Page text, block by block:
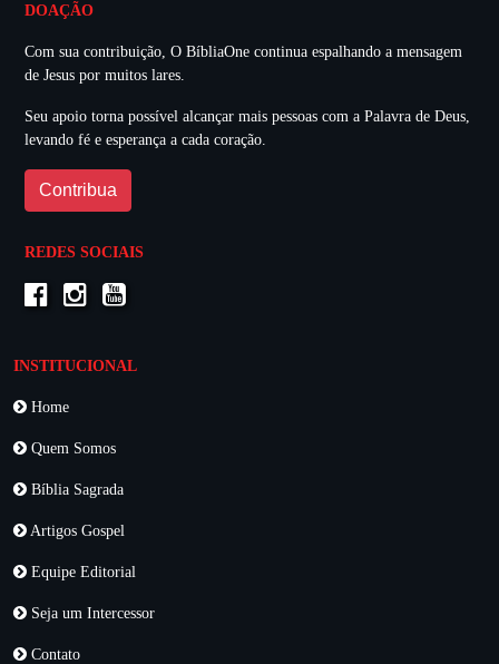
DOAÇÃO
Com sua contribuição, O BíbliaOne continua espalhando a mensagem
de Jesus por muitos lares.
Seu apoio torna possível alcançar mais pessoas com a Palavra de Deus,
levando fé e esperança a cada coração.
Contribua
REDES SOCIAIS
INSTITUCIONAL
Home
Quem Somos
Bíblia Sagrada
Artigos Gospel
Equipe Editorial
Seja um Intercessor
Contato